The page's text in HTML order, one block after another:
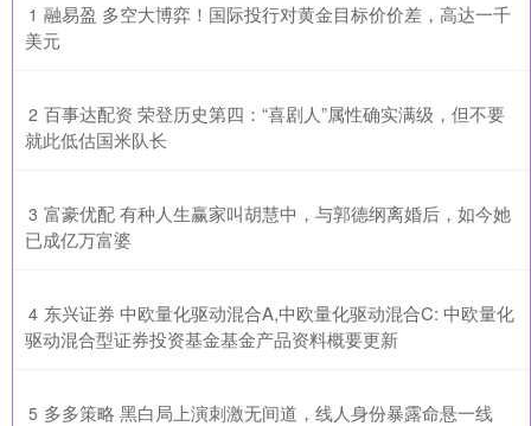
1 ​融易盈 多空大博弈！国际投行对黄金目标价价差，高达一千
美元
2 ​百事达配资 荣登历史第四：“喜剧人”属性确实满级，但不要
就此低估国米队长
3 ​富豪优配 有种人生赢家叫胡慧中，与郭德纲离婚后，如今她
已成亿万富婆
4 ​东兴证券 中欧量化驱动混合A,中欧量化驱动混合C: 中欧量化
驱动混合型证券投资基金基金产品资料概要更新
5 ​多多策略 黑白局上演刺激无间道，线人身份暴露命悬一线